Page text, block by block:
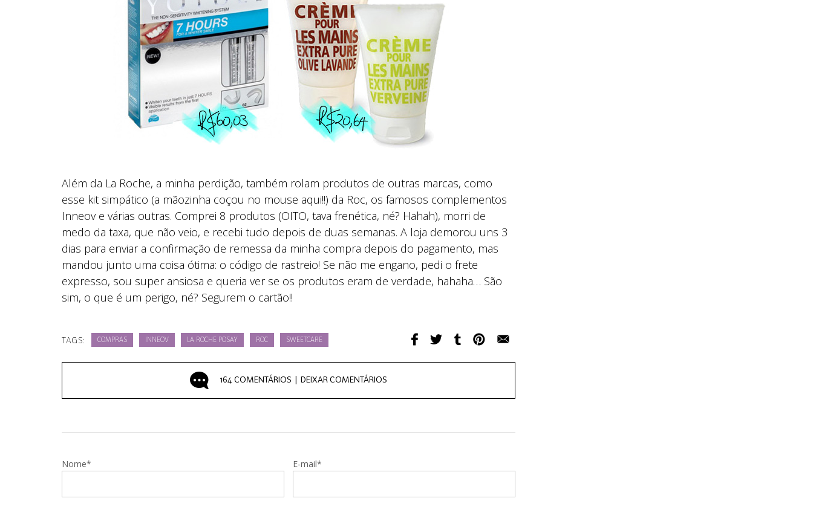
Além da La Roche, a minha perdição, também rolam produtos de outras marcas, como
esse kit simpático (a mãozinha coçou no mouse aqui!!) da Roc, os famosos complementos
Inneov e várias outras. Comprei 8 produtos (OITO, tava frenética, né? Hahah), morri de
medo da taxa, que não veio, e recebi tudo depois de duas semanas. A loja demorou uns 3
dias para enviar a confirmação de remessa da minha compra depois do pagamento, mas
mandou junto uma coisa ótima: o código de rastreio! Se não me engano, pedi o frete
expresso, sou super ansiosa e queria ver se os produtos eram de verdade, hahaha… São
sim, o que é um perigo, né? Segurem o cartão!!
TAGS: COMPRAS INNEOV LA ROCHE POSAY ROC SWEETCARE
164 COMENTÁRIOS | DEIXAR COMENTÁRIOS
Nome* E-mail*